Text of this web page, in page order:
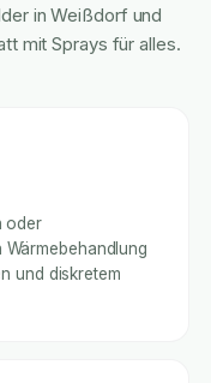
in Weißdorf und
mit Sprays für alles.
oder
und diskretem